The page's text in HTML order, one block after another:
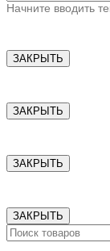
Начните вводить
ЗАКРЫТЬ
ЗАКРЫТЬ
ЗАКРЫТЬ
ЗАКРЫТЬ